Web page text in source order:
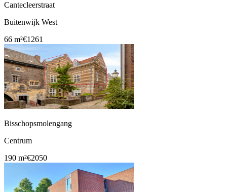
Cantecleerstraat
Buitenwijk West
66 m²€1261
Bisschopsmolengang
Centrum
190 m²€2050